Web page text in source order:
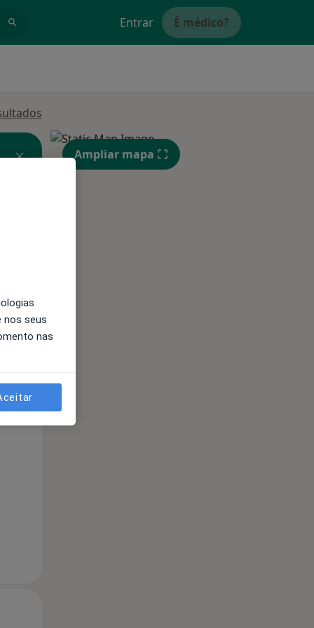
Entrar É médico?
Qui,
13 Ago
Ampliar mapa
nos seus
nas